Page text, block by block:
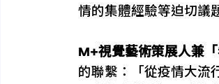
情的集體經驗等迫切議
M+視覺藝術策展人兼
的聯繫：「從疫情大流